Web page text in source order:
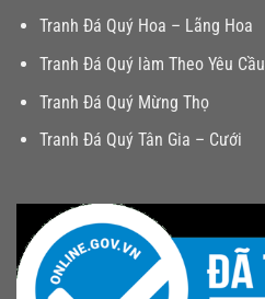
Tranh Đá Quý Hoa – Lãng Hoa
Tranh Đá Quý làm Theo Yêu Cầu
Tranh Đá Quý Mừng Thọ
Tranh Đá Quý Tân Gia – Cưới